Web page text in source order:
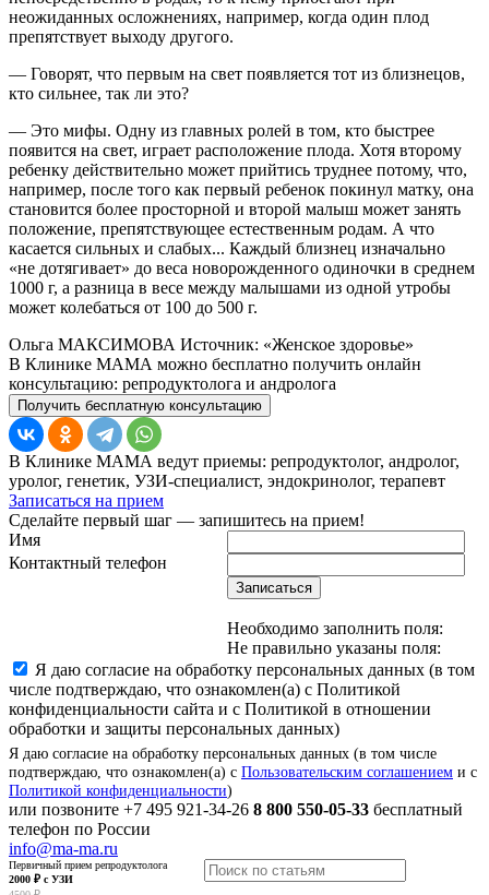
неожиданных осложнениях, например, когда один плод
препятствует выходу другого.
— Говорят, что первым на свет появляется тот из близнецов,
кто сильнее, так ли это?
— Это мифы. Одну из главных ролей в том, кто быстрее
появится на свет, играет расположение плода. Хотя второму
ребенку действительно может прийтись труднее потому, что,
например, после того как первый ребенок покинул матку, она
становится более просторной и второй малыш может занять
положение, препятствующее естественным родам. А что
касается сильных и слабых... Каждый близнец изначально
«не дотягивает» до веса новорожденного одиночки в среднем
1000 г, а разница в весе между малышами из одной утробы
может колебаться от 100 до 500 г.
Ольга МАКСИМОВА Источник: «Женское здоровье»
В Клинике МАМА можно бесплатно получить онлайн
консультацию: репродуктолога и андролога
Получить бесплатную консультацию
В Клинике МАМА ведут приемы: репродуктолог, андролог,
уролог, генетик, УЗИ-специалист, эндокринолог, терапевт
Записаться на прием
Сделайте первый шаг — запишитесь на прием!
Имя
Контактный телефон
Записаться
Необходимо заполнить поля:
Не правильно указаны поля:
Я даю согласие на обработку персональных данных (в том
числе подтверждаю, что ознакомлен(а) с Политикой
конфиденциальности сайта и с Политикой в отношении
обработки и защиты персональных данных)
Я даю согласие на обработку персональных данных (в том числе
подтверждаю, что ознакомлен(а) с Пользовательским соглашением и с
Политикой конфиденциальности)
или позвоните +7 495 921-34-26 8 800 550-05-33 бесплатный
телефон по России
info@ma-ma.ru
Первичный прием репродуктолога
2000 ₽ с УЗИ